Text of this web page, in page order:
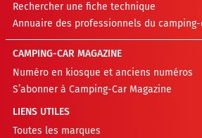
Rechercher une fiche technique
Annuaire des professionnels du
CAMPING-CAR MAGAZINE
Numéro en kiosque et anciens numéros
S’abonner à Camping-Car Magazine
LIENS UTILES
Toutes les marques